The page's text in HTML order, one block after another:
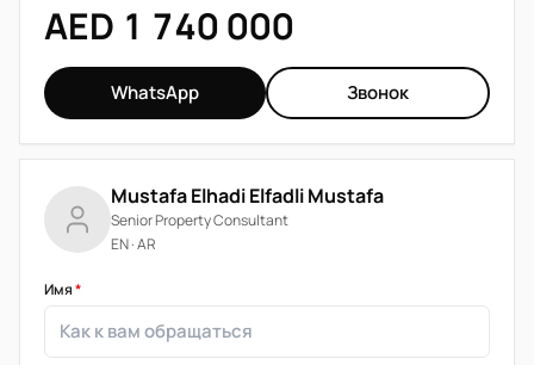
AED 1 740 000
WhatsApp Звонок
Mustafa Elhadi Elfadli Mustafa
Senior Property Consultant
EN · AR
Имя*